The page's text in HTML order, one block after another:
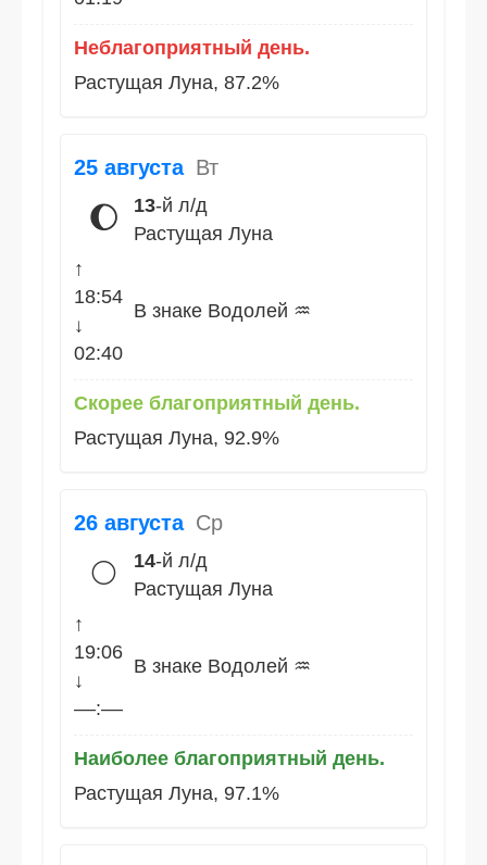
Неблагоприятный день.
Растущая Луна, 87.2%
25 августа Вт
🌔 13-й л/д
Растущая Луна
↑
18:54
↓
02:40
В знаке Водолей ♒
Скорее благоприятный день.
Растущая Луна, 92.9%
26 августа Ср
🌕 14-й л/д
Растущая Луна
↑
19:06
↓
––:––
В знаке Водолей ♒
Наиболее благоприятный день.
Растущая Луна, 97.1%